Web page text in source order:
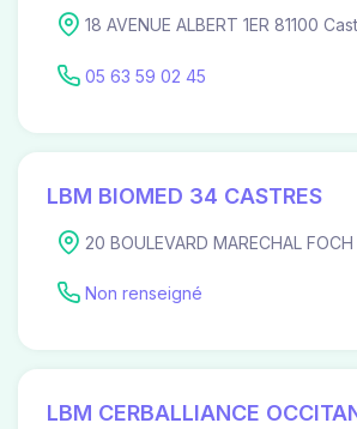
18 AVENUE ALBERT 1ER 81100
05 63 59 02 45
LBM BIOMED 34 CASTRES
20 BOULEVARD MARECHAL
Non renseigné
LBM CERBALLIANCE